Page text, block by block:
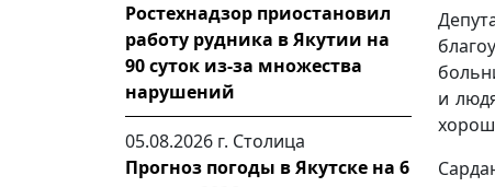
Ростехнадзор приостановил
работу рудника в Якутии на
90 суток из-за множества
нарушений
05.08.2026 г. Столица
Прогноз погоды в Якутске на 6
и